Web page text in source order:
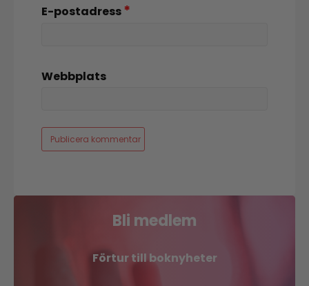
E-postadress*
Webbplats
Bli medlem
Förtur till boknyheter